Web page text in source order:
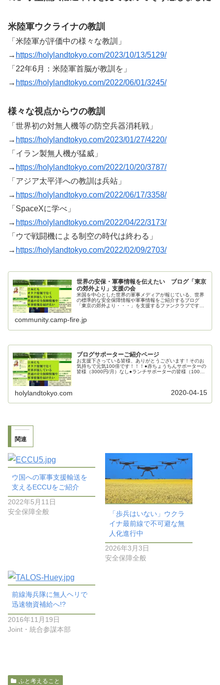
米陸軍ウクライナの教訓
「米陸軍が評価中の様々な教訓」
→ https://holylandtokyo.com/2023/10/13/5129/
「22年6月：米陸軍首脳が教訓を」
→ https://holylandtokyo.com/2022/06/01/3245/
様々な視点からウの教訓
「世界初の対無人機等の防空兵器消耗戦」
→ https://holylandtokyo.com/2023/01/27/4220/
「イラン製無人機が猛威」
→ https://holylandtokyo.com/2022/10/20/3787/
「アジア太平洋への教訓は兵站」
→ https://holylandtokyo.com/2022/06/17/3358/
「SpaceXに学べ」
→ https://holylandtokyo.com/2022/04/22/3173/
「ウで戦闘機による制空の時代は終わる」
→ https://holylandtokyo.com/2022/02/09/2703/
世界の安保・軍事情報を伝えたい ブログ「東京
の郊外より」支援の会
米国を中心とした世界の軍事メディアが報じている、世界
の標準的な安全保障情報や軍事情報をご紹介するブログ
「東京の郊外より・・・」を支援するファンクラブです。
community.camp-fire.jp
ブログサポーターご紹介ページ
お支援下さっている皆様、ありがとうございます！そのお
気持ちで元気100倍です！！！●赤ちょうちんサポーターの
皆様（3000円/月）なし●ランチサポーターの皆様（1000
holylandtokyo.com 2020-04-15
関連
ウ国への軍事支援輸送を
支えるECCUをご紹介
2022年5月11日
安全保障全般
「歩兵はいない」ウクラ
イナ最前線で不可避な無
人化進行中
2026年3月3日
安全保障全般
前線海兵隊に無人ヘリで
迅速物資補給へ!?
2016年11月19日
Joint・統合参謀本部
ふと考えること